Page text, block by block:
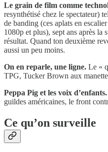
Le grain de film comme
resynthétisé chez le spectateur)
de banding (ces aplats en
1080p et plus), sept ans après la
résultat. Quand ton deuxième
aussi un peu moins.
On en reparle, une ligne. Le «
TPG, Tucker Brown aux
Peppa Pig et les voix d’enfants.
guildes américaines, le front
Ce qu’on surveille